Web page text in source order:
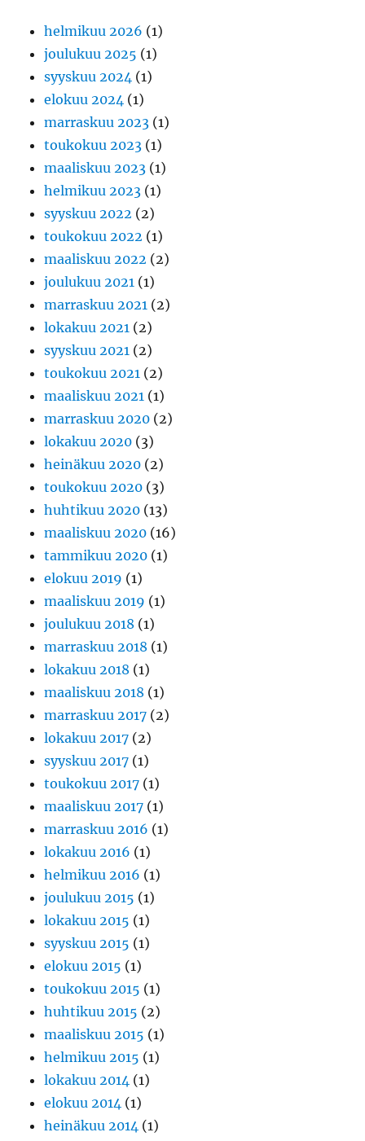
helmikuu 2026 (1)
joulukuu 2025 (1)
syyskuu 2024 (1)
elokuu 2024 (1)
marraskuu 2023 (1)
toukokuu 2023 (1)
maaliskuu 2023 (1)
helmikuu 2023 (1)
syyskuu 2022 (2)
toukokuu 2022 (1)
maaliskuu 2022 (2)
joulukuu 2021 (1)
marraskuu 2021 (2)
lokakuu 2021 (2)
syyskuu 2021 (2)
toukokuu 2021 (2)
maaliskuu 2021 (1)
marraskuu 2020 (2)
lokakuu 2020 (3)
heinäkuu 2020 (2)
toukokuu 2020 (3)
huhtikuu 2020 (13)
maaliskuu 2020 (16)
tammikuu 2020 (1)
elokuu 2019 (1)
maaliskuu 2019 (1)
joulukuu 2018 (1)
marraskuu 2018 (1)
lokakuu 2018 (1)
maaliskuu 2018 (1)
marraskuu 2017 (2)
lokakuu 2017 (2)
syyskuu 2017 (1)
toukokuu 2017 (1)
maaliskuu 2017 (1)
marraskuu 2016 (1)
lokakuu 2016 (1)
helmikuu 2016 (1)
joulukuu 2015 (1)
lokakuu 2015 (1)
syyskuu 2015 (1)
elokuu 2015 (1)
toukokuu 2015 (1)
huhtikuu 2015 (2)
maaliskuu 2015 (1)
helmikuu 2015 (1)
lokakuu 2014 (1)
elokuu 2014 (1)
heinäkuu 2014 (1)